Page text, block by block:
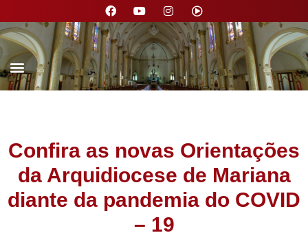
Confira as novas Orientações
da Arquidiocese de Mariana
diante da pandemia do COVID
– 19